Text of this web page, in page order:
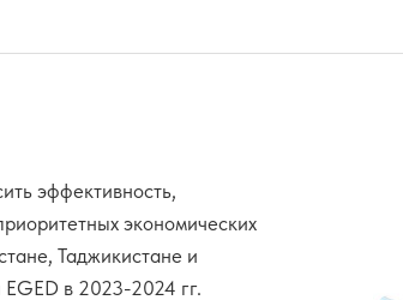
эффективность,
экономических
Таджикистане и
в 2023-2024 гг.